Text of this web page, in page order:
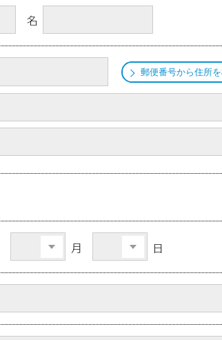
名
郵便番号から住所
月 日